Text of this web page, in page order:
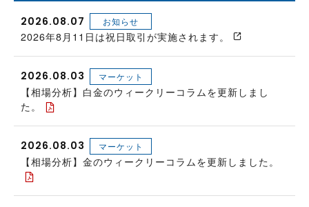
2026.08.07 お知らせ
2026年8月11日は祝日取引が実施されます。
2026.08.03 マーケット
【相場分析】白金のウィークリーコラムを更新しまし
た。
2026.08.03 マーケット
【相場分析】金のウィークリーコラムを更新しました。